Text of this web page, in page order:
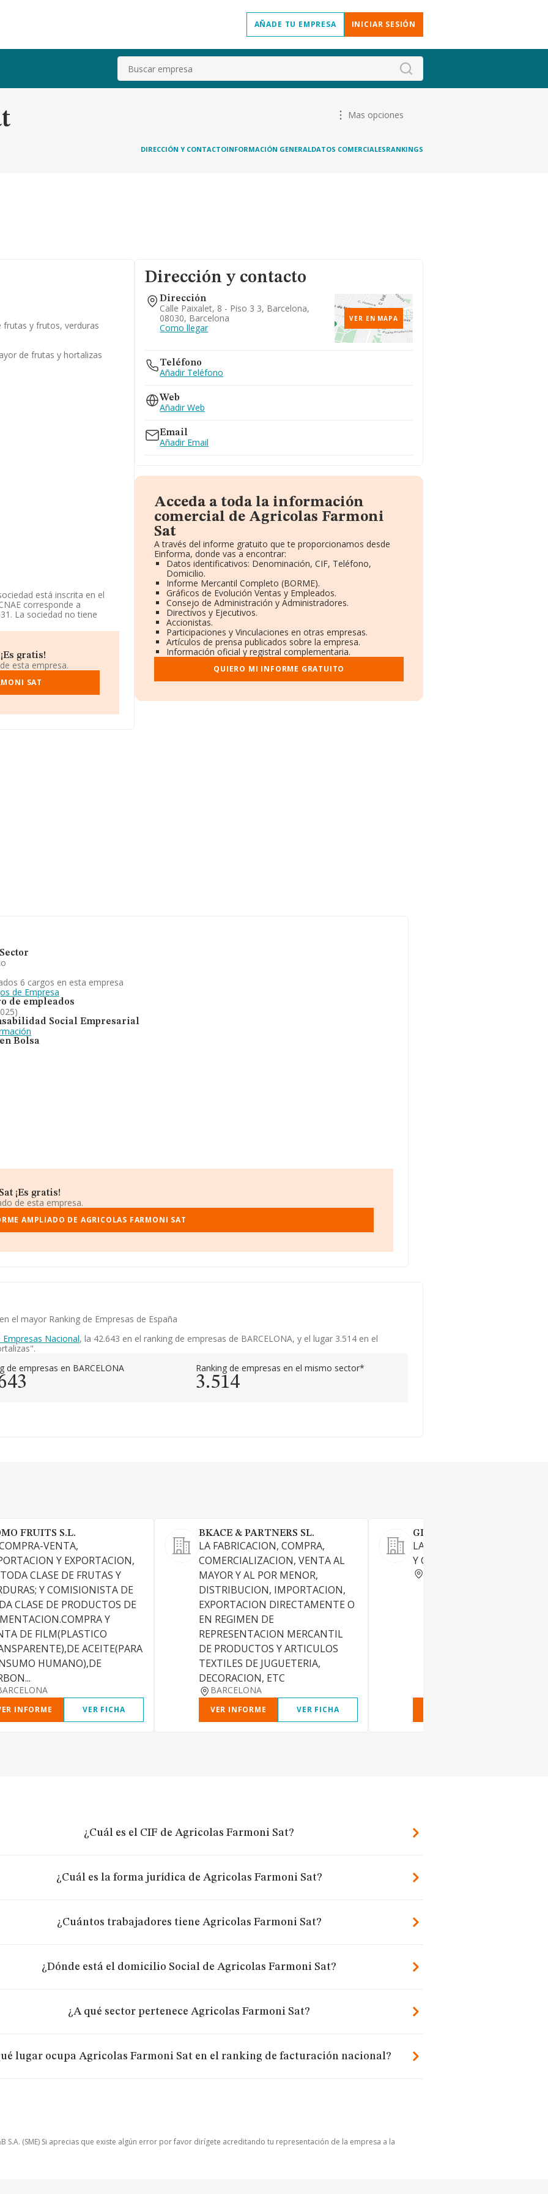
AÑADE TU EMPRESA INICIAR SESIÓN
Buscar
Mas opciones
DIRECCIÓN Y CONTACTOINFORMACIÓN GENERALDATOS COMERCIALESRANKINGS
y frutos, verduras
de frutas y hortalizas
está inscrita en el
corresponde a
La sociedad no tiene
de sector.
rankings: la empresa ha
3.514. Antes de la
Nimaex S.LyCañas y
Limitada. En el ranking
gratis!
esta empresa.
SAT
Dirección y contacto
Dirección
Calle Paixalet, 8 - Piso 3 3, Barcelona,
08030, Barcelona
Como llegar
VER EN MAPA
Teléfono
Añadir Teléfono
Web
Añadir Web
Email
Añadir Email
Acceda a toda la información
comercial de Agricolas Farmoni
Sat
A través del informe gratuito que te proporcionamos desde
Einforma, donde vas a encontrar:
Datos identificativos: Denominación, CIF, Teléfono,
Domicilio.
Informe Mercantil Completo (BORME).
Gráficos de Evolución Ventas y Empleados.
Consejo de Administración y Administradores.
Directivos y Ejecutivos.
Accionistas.
Participaciones y Vinculaciones en otras empresas.
Artículos de prensa publicados sobre la empresa.
Información oficial y registral complementaria.
QUIERO MI INFORME GRATUITO
6 cargos en esta empresa
de Empresa
de empleados
Social Empresarial
Bolsa
¡Es gratis!
de esta empresa.
AMPLIADO DE AGRICOLAS FARMONI SAT
el mayor Ranking de Empresas de España
Empresas Nacional, la 42.643 en el ranking de empresas de BARCELONA, y el lugar 3.514 en el
de empresas en BARCELONA Ranking de empresas en el mismo sector*
3.514
FRUITS S.L.
VENTA,
Y EXPORTACION,
CLASE DE FRUTAS Y
Y COMISIONISTA DE
CLASE DE PRODUCTOS DE
Y
DE FILM(PLASTICO
ACEITE(PARA
HUMANO),DE
INFORME VER FICHA
BKACE & PARTNERS SL.
LA FABRICACION, COMPRA,
COMERCIALIZACION, VENTA AL
MAYOR Y AL POR MENOR,
DISTRIBUCION, IMPORTACION,
EXPORTACION DIRECTAMENTE O
EN REGIMEN DE
REPRESENTACION MERCANTIL
DE PRODUCTOS Y ARTICULOS
TEXTILES DE JUGUETERIA,
DECORACION, ETC
BARCELONA
VER INFORME VER FICHA
GILLIERON SL
LA COMERCIALIZACION DE
Y CAVAS
¿Cuál es el CIF de Agricolas Farmoni Sat?
¿Cuál es la forma jurídica de Agricolas Farmoni Sat?
¿Cuántos trabajadores tiene Agricolas Farmoni Sat?
¿Dónde está el domicilio Social de Agricolas Farmoni Sat?
¿A qué sector pertenece Agricolas Farmoni Sat?
lugar ocupa Agricolas Farmoni Sat en el ranking de facturación nacional?
(SME) Si aprecias que existe algún error por favor dirígete acreditando tu representación de la empresa a la